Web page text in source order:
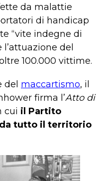
da malattie
di handicap
“vite indegne di
l’attuazione del
100.000 vittime.
del maccartismo, il
firma l’Atto di
cui il Partito
tutto il territorio